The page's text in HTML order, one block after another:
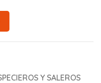
Y SALEROS